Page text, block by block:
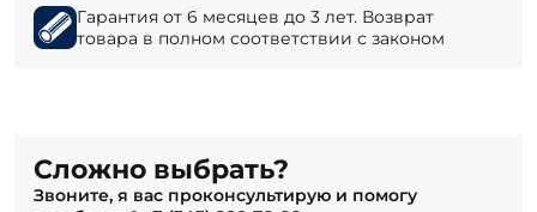
Гарантия от 6 месяцев до 3 лет. Возврат
товара в полном соответствии с законом
Сложно выбрать?
Звоните, я вас проконсультирую и помогу